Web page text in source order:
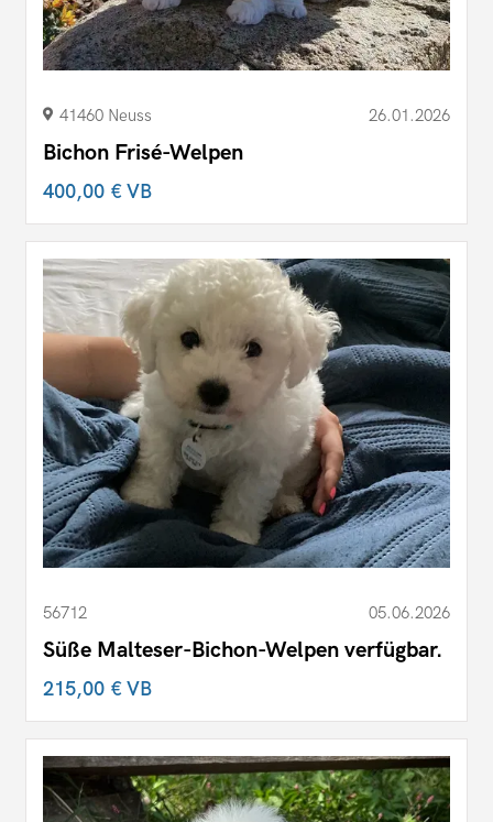
41460 Neuss 26.01.2026
Bichon Frisé-Welpen
400,00 €VB
56712 05.06.2026
Süße Malteser-Bichon-Welpen verfügbar.
215,00 €VB